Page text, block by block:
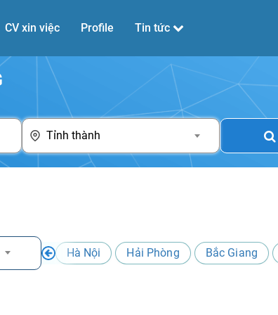
CV xin việc Profile Tin tức
Tỉnh thành
Hà Nội Hải Phòng Bắc Giang